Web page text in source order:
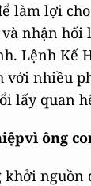
làm lợi
nhận hối
Lệnh Kế
với nhiều
lấy quan
ông
khởi nguồn